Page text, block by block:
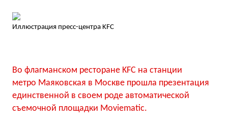
Иллюстрация пресс-центра KFC
Во флагманском ресторане KFC на станции
метро Маяковская в Москве прошла презентация
единственной в своем роде автоматической
съемочной площадки Moviematic.